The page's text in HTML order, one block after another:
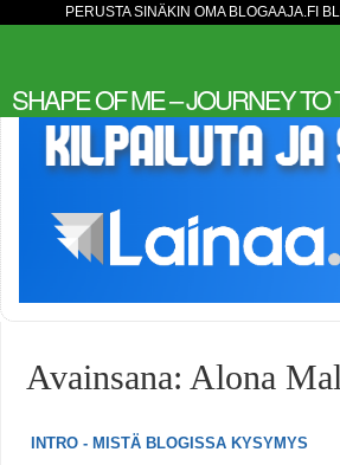
PERUSTA SINÄKIN OMA BLOGAAJA.FI
SHAPE OF ME – JOURNEY TO
Avainsana: Alona
INTRO - MISTÄ BLOGISSA KYSYMYS